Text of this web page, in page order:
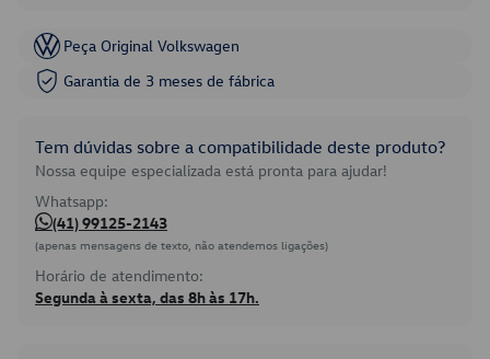
Peça Original Volkswagen
Garantia de 3 meses de fábrica
Tem dúvidas sobre a compatibilidade deste produto?
Nossa equipe especializada está pronta para ajudar!
Whatsapp:
(41) 99125-2143
(apenas mensagens de texto, não atendemos ligações)
Horário de atendimento:
Segunda à sexta, das 8h às 17h.